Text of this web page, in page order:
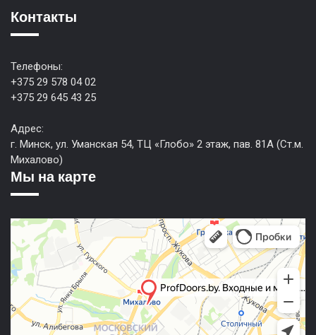
Контакты
Телефоны:
+375 29 578 04 02
+375 29 645 43 25
Адрес:
г. Минск, ул. Уманская 54, ТЦ «Глобо» 2 этаж, пав. 81А (Ст.м.
Михалово)
Мы на карте